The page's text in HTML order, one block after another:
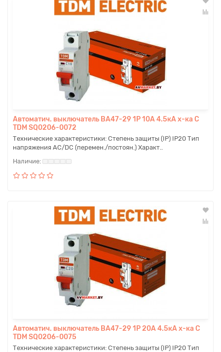
Автоматич. выключатель ВА47-29 1P 10A 4.5кА х-ка С
TDM SQ0206-0072
Технические характеристики: Степень защиты (IP) IP20 Тип
напряжения AC/DC (перемен./постоян.) Характ..
Автоматич. выключатель ВА47-29 1P 20A 4.5кА х-ка С
TDM SQ0206-0075
Технические характеристики: Степень защиты (IP) IP20 Тип